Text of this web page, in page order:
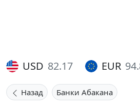
USD 82.17 EUR
Назад Банки Абакана